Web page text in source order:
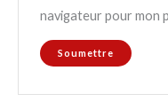
navigateur pour mon